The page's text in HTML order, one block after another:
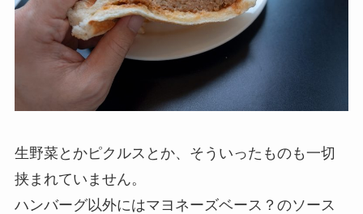
生野菜とかピクルスとか、そういったものも一切
挟まれていません。
ハンバーグ以外にはマヨネーズベース？のソース